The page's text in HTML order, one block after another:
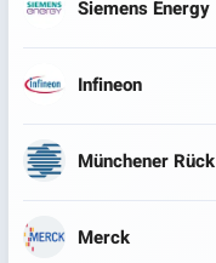
Siemens Energy
Infineon
Münchener Rück
Merck